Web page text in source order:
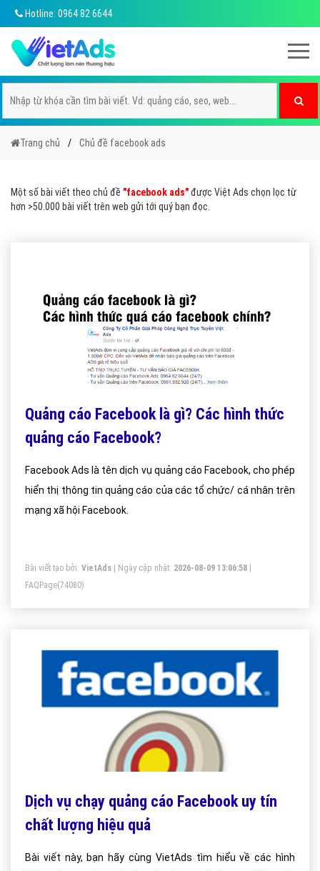
Hotline: 0964 82 6644
Trang chủ Chủ đề facebook ads
Một số bài viết theo chủ đề "facebook ads"được Việt Ads chọn lọc từ
hơn >50.000 bài viết trên web gửi tới quý bạn đọc.
Quảng cáo Facebook là gì? Các hình thức
quảng cáo Facebook?
Facebook Ads là tên dịch vụ quảng cáo Facebook, cho phép
hiển thị thông tin quảng cáo của các tổ chức/ cá nhân trên
mạng xã hội Facebook.
Bài viết tạo bởi: VietAds | Ngày cập nhật: 2026-08-09 13:06:58
FAQPage(74080)
Dịch vụ chạy quảng cáo Facebook uy tín
chất lượng hiệu quả
Bài viết này, bạn hãy cùng VietAds tìm hiểu về các hình